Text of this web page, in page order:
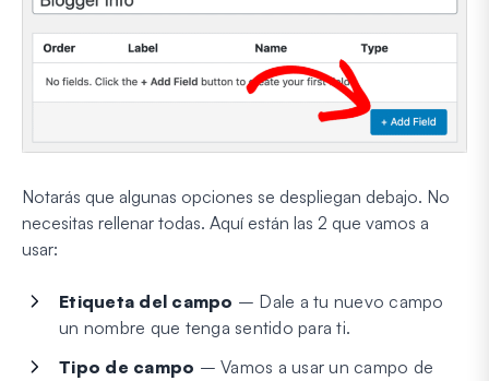
Notarás que algunas opciones se despliegan debajo. No
necesitas rellenar todas. Aquí están las 2 que vamos a
usar:
Etiqueta del campo – Dale a tu nuevo campo
un nombre que tenga sentido para ti.
Tipo de campo – Vamos a usar un campo de